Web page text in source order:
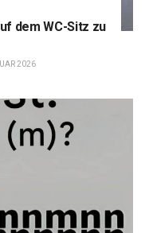
dem WC-Sitz zu
2026